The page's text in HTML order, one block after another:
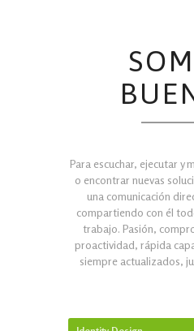
Para escuchar, ejecutar y
o encontrar nuevas
una comunicación
compartiendo con él
trabajo. Pasión,
proactividad, rápida
siempre actualizados,